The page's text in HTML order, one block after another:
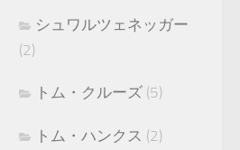
シュワルツェネッガー
(2)
トム・クルーズ (5)
トム・ハンクス (2)